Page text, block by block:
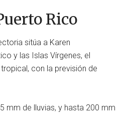
Rico
sitúa a Karen
y las Islas Vírgenes, el
con la previsión de
mm de lluvias, y hasta 200 mm